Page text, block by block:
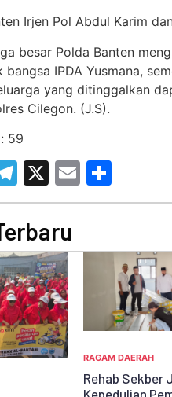
Irjen Pol Abdul Karim
besar Polda Banten
IPDA Yusmana,
yang ditinggalkan
Cilegon. (J.S).
59
Telegram
X Email
Jadi Bukti
Mahasiswa KKN
Banten